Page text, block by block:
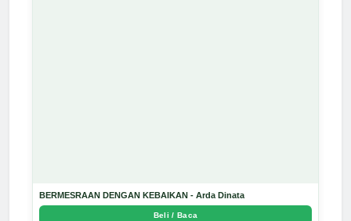
BERMESRAAN DENGAN KEBAIKAN - Arda Dinata
Beli / Baca